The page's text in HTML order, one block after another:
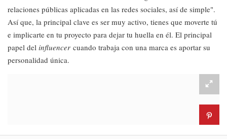
relaciones públicas aplicadas en las redes sociales, así de simple".
Así que, la principal clave es ser muy activo, tienes que moverte tú
e implicarte en tu proyecto para dejar tu huella en él. El principal
papel del influencer cuando trabaja con una marca es aportar su
personalidad única.